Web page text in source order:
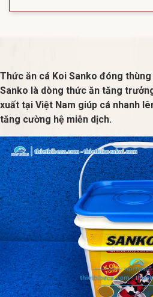
Thức ăn cá Koi Sanko đóng
Sanko là dòng thức ăn tăng
xuất tại Việt Nam giúp cá nhanh
tăng cường hệ miễn dịch.